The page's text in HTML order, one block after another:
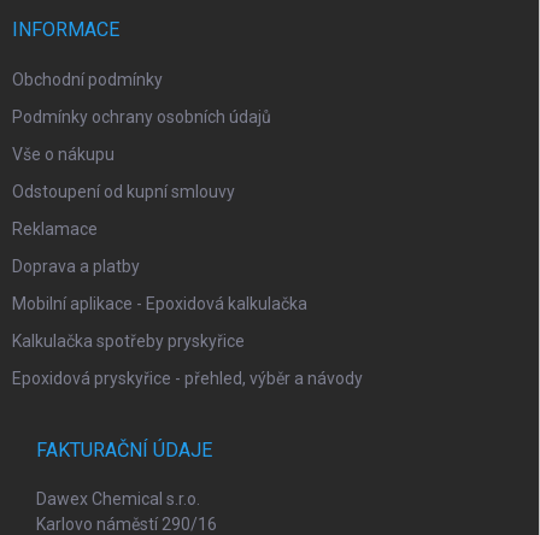
INFORMACE
Obchodní podmínky
Podmínky ochrany osobních údajů
Vše o nákupu
Odstoupení od kupní smlouvy
Reklamace
Doprava a platby
Mobilní aplikace - Epoxidová kalkulačka
Kalkulačka spotřeby pryskyřice
Epoxidová pryskyřice - přehled, výběr a návody
FAKTURAČNÍ ÚDAJE
Dawex Chemical s.r.o.
Karlovo náměstí 290/16